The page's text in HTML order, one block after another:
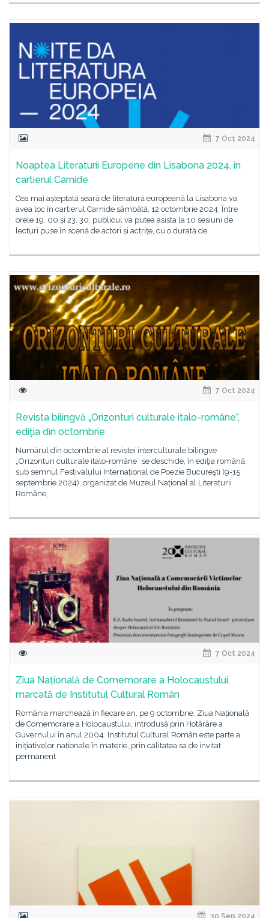
7 Oct 2024
Noaptea Literaturii Europene din Lisabona 2024, în
cartierul Carnide
Cea mai așteptată seară de literatură europeană la Lisabona va
avea loc în cartierul Carnide sâmbătă, 12 octombrie 2024. Între
orele 19. 00 și 23. 30, publicul va putea asista la 10 sesiuni de
lecturi puse în scenă de actori și actrițe, cu o durată de
7 Oct 2024
Revista bilingvă „Orizonturi culturale italo-române”,
ediţia din octombrie
Numărul din octombrie al revistei interculturale bilingve
„Orizonturi culturale italo-române” se deschide, în ediţia română,
sub semnul Festivalului Internațional de Poezie Bucureşti (9-15
septembrie 2024), organizat de Muzeul Național al Literaturii
Române,
7 Oct 2024
Ziua Națională de Comemorare a Holocaustului,
marcată de Institutul Cultural Român
România marchează în fiecare an, pe 9 octombrie, Ziua Națională
de Comemorare a Holocaustului, introdusă prin Hotărâre a
Guvernului în anul 2004. Institutul Cultural Român este parte a
inițiativelor naționale în materie, prin calitatea sa de invitat
permanent
30 Sep 2024